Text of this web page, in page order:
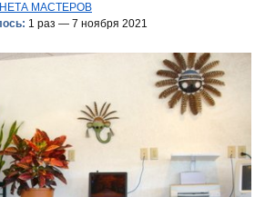
МАСТЕРОВ
1 раз — 7 ноября 2021